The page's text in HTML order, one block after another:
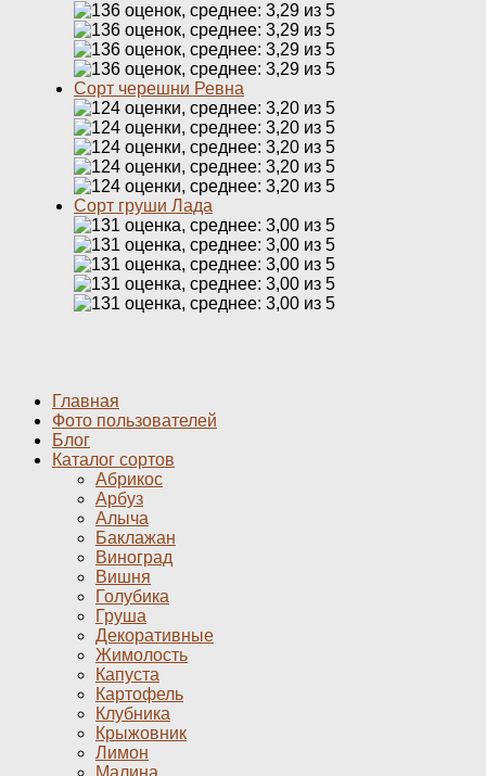
Сорт черешни Ревна
Сорт груши Лада
Главная
Фото пользователей
Блог
Каталог сортов
Абрикос
Арбуз
Алыча
Баклажан
Виноград
Вишня
Голубика
Груша
Декоративные
Жимолость
Капуста
Картофель
Клубника
Крыжовник
Лимон